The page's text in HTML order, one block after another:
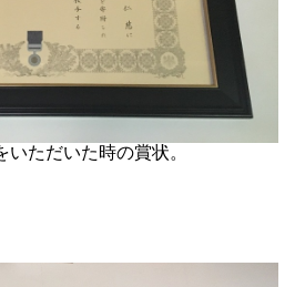
いただいた時の賞状。